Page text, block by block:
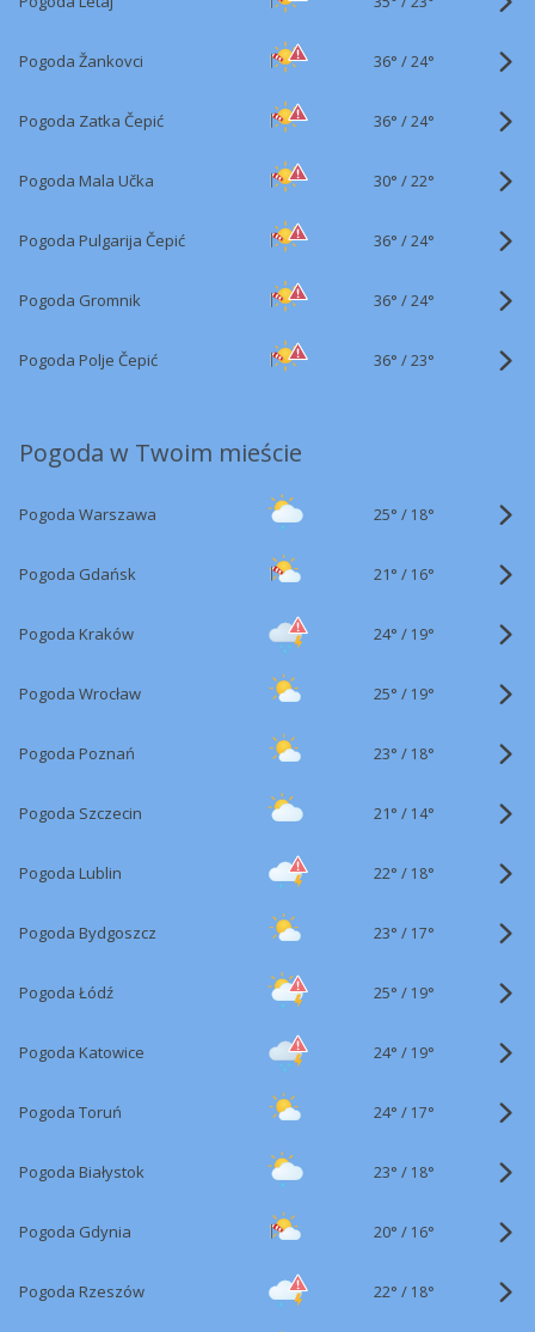
Pogoda Žankovci 36° /24°
Pogoda Zatka Čepić 36° /24°
Pogoda Mala Učka 30° /22°
Pogoda Pulgarija Čepić 36° /24°
Pogoda Gromnik 36° /24°
Pogoda Polje Čepić 36° /23°
Pogoda w Twoim mieście
Pogoda Warszawa 25° / 18°
Pogoda Gdańsk 21° / 16°
Pogoda Kraków 24° / 19°
Pogoda Wrocław 25° / 19°
Pogoda Poznań 23° / 18°
Pogoda Szczecin 21° / 14°
Pogoda Lublin 22° / 18°
Pogoda Bydgoszcz 23° / 17°
Pogoda Łódź 25° / 19°
Pogoda Katowice 24° / 19°
Pogoda Toruń 24° / 17°
Pogoda Białystok 23° / 18°
Pogoda Gdynia 20° / 16°
Pogoda Rzeszów 22° / 18°